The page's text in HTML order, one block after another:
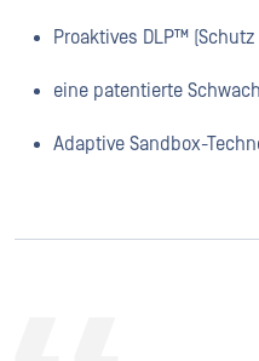
Proaktives DLP™
eine patentierte
Adaptive Sandbox-